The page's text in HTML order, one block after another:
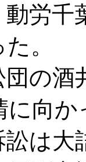
労
。
の酒
に向
は